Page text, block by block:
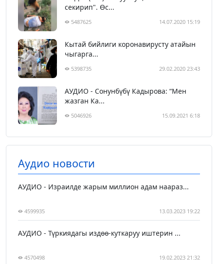
секирип". Өс...
5487625 14.07.2020 15:19
Кытай бийлиги коронавирусту атайын
чыгарга...
5398735 29.02.2020 23:43
АУДИО - Сонунбүбү Кадырова: “Мен
жазган Ка...
5046926 15.09.2021 6:18
Аудио новости
АУДИО - Израилде жарым миллион адам наараз...
4599935 13.03.2023 19:22
АУДИО - Түркиядагы издөө-куткаруу иштерин ...
4570498 19.02.2023 21:32